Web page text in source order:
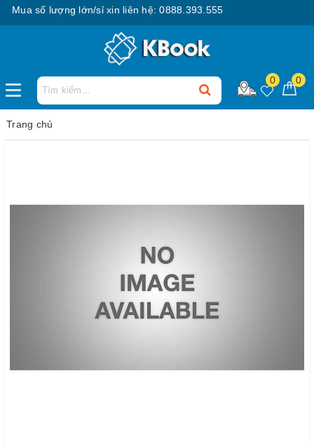
Mua số lượng lớn/sỉ xin liên hệ: 0888.393.555
0 0
Trang chủ